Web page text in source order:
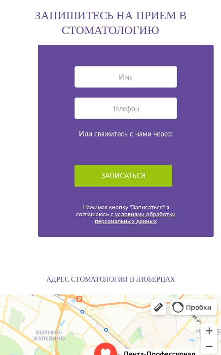
ЗАПИШИТЕСЬ НА ПРИЕМ В
СТОМАТОЛОГИЮ
Или свяжитесь с нами через:
Нажимая кнопку "Записаться" я
соглашаюсь с условиями обработки
персональных данных
АДРЕС СТОМАТОЛОГИИ В ЛЮБЕРЦАХ